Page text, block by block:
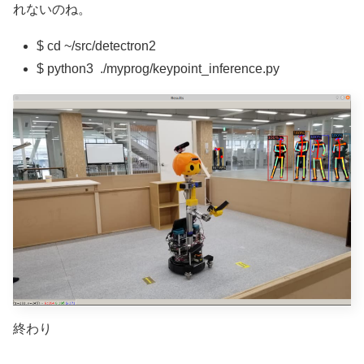
れないのね。
$ cd ~/src/detectron2
$ python3 ./myprog/keypoint_inference.py
終わり